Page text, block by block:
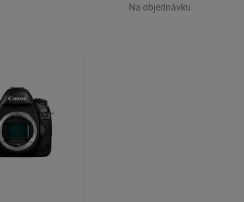
zaostrovania s fázovou detekciou
Na objednávku